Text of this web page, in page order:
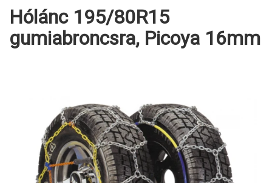
Hólánc 195/80R15
gumiabroncsra, Picoya 16mm